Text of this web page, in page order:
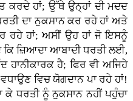
ਕਰਦੇ ਹਾਂ; ਉੱਥੇ ਉਨ੍ਹਾਂ ਦੀ ਮਦਦ
ਦਾ ਨੁਕਸਾਨ ਕਰ ਰਹੇ ਹਾਂ ਅਤੇ
ਰਹੇ ਹਾਂ; ਅਸੀਂ ਉਹ ਹਾਂ ਜੋ ਇਸਨੂੰ
ਕਿ ਜ਼ਿਆਦਾ ਆਬਾਦੀ ਧਰਤੀ ਲਈ,
ਹੈ; ਫਿਰ ਵੀ ਅਜਿਹੇ
ਵਿਚ ਯੋਗਦਾਨ ਪਾ ਰਹੇ ਹਾਂ!
ਕੇ ਧਰਤੀ ਨੂੰ ਨੁਕਸਾਨ ਨਹੀਂ ਪਹੁੰਚਾ